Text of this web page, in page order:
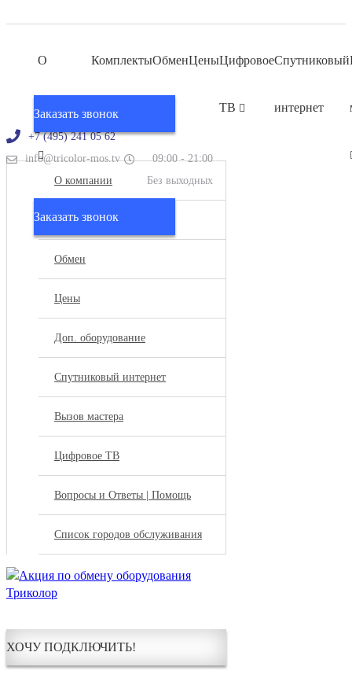
О
компании
КомплектыОбменЦеныЦифровое
ТВ
Спутниковый
интернет
Заказать звонок
+7 (495) 241 05 62
info@tricolor-mos.tv
09:00 - 21:00
Без выходных
Заказать звонок
О компании
Комплекты
Обмен
Цены
Доп. оборудование
Спутниковый интернет
Вызов мастера
Цифровое ТВ
Вопросы и Ответы | Помощь
Список городов обслуживания
ХОЧУ ПОДКЛЮЧИТЬ!